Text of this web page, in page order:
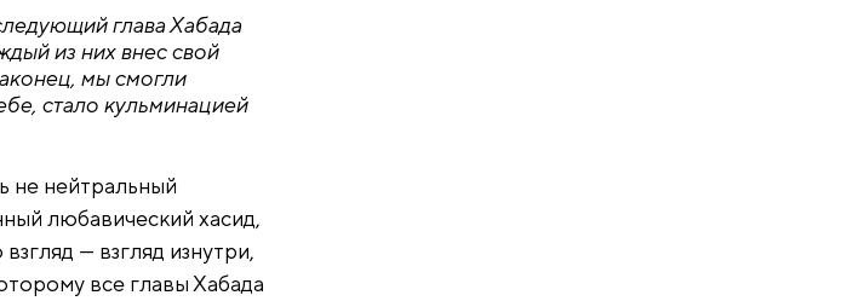
глава Хабада
из них внес свой
мы смогли
стало кульминацией
не нейтральный
любавический хасид,
— взгляд изнутри,
все главы Хабада